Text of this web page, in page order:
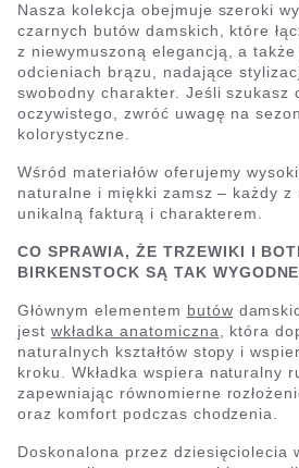
Nasza kolekcja obejmuje szeroki
czarnych butów damskich, które
z niewymuszoną elegancją, a także
odcieniach brązu, nadające
swobodny charakter. Jeśli szukasz
oczywistego, zwróć uwagę na
kolorystyczne.
Wśród materiałów oferujemy
naturalne i miękki zamsz – każdy z
unikalną fakturą i charakterem.
CO SPRAWIA, ŻE TRZEWIKI I
BIRKENSTOCK SĄ TAK
Głównym elementem butów
jest wkładka anatomiczna , która
naturalnych kształtów stopy i
kroku. Wkładka wspiera naturalny
zapewniając równomierne
oraz komfort podczas chodzenia.
Doskonalona przez dziesięciolecia